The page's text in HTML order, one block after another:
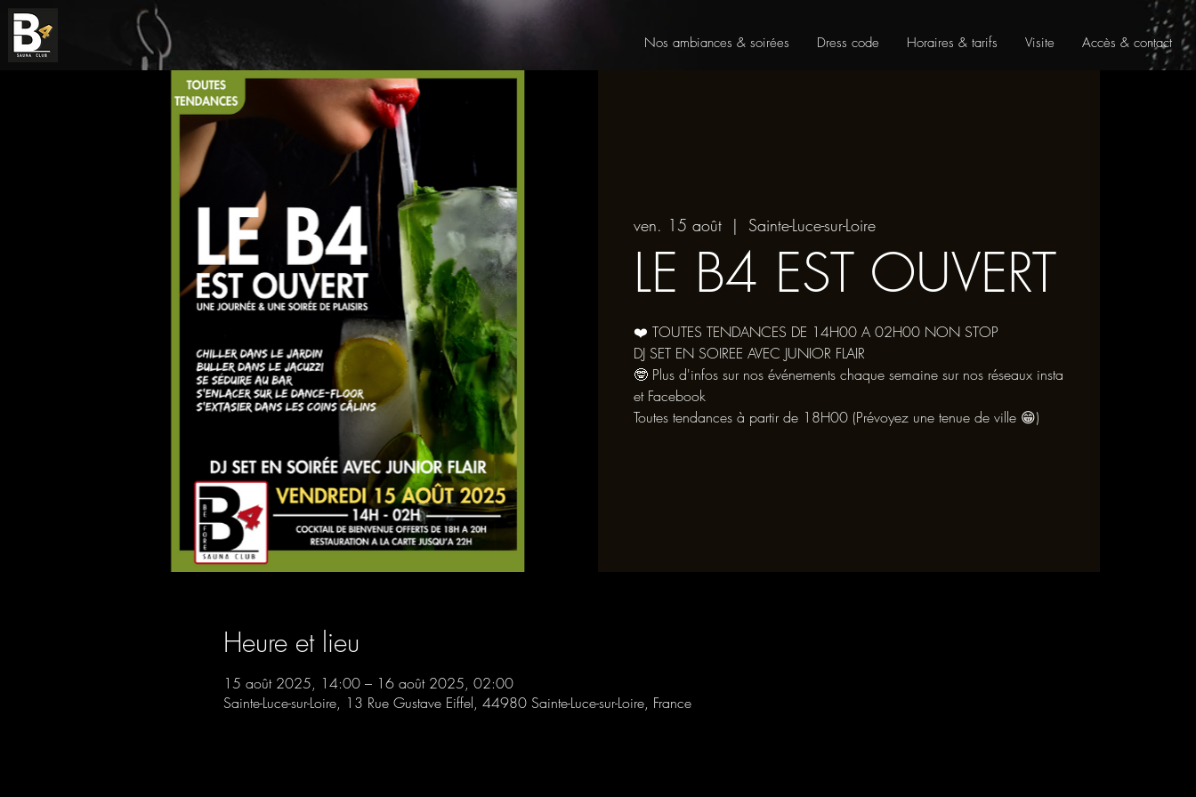
Nos ambiances & soirées Dress code Horaires & tarifs Visite Accès & contact
ven. 15 août
  |
Sainte-Luce-sur-Loire
LE B4 EST OUVERT
❤️ TOUTES TENDANCES DE 14H00 A 02H00 NON STOP
DJ SET EN SOIREE AVEC JUNIOR FLAIR
🤓 Plus d'infos sur nos événements chaque semaine sur nos réseaux insta
et Facebook
Toutes tendances à partir de 18H00 (Prévoyez une tenue de ville 😁)
Heure et lieu
15 août 2025, 14:00 – 16 août 2025, 02:00
Sainte-Luce-sur-Loire, 13 Rue Gustave Eiffel, 44980 Sainte-Luce-sur-Loire, France